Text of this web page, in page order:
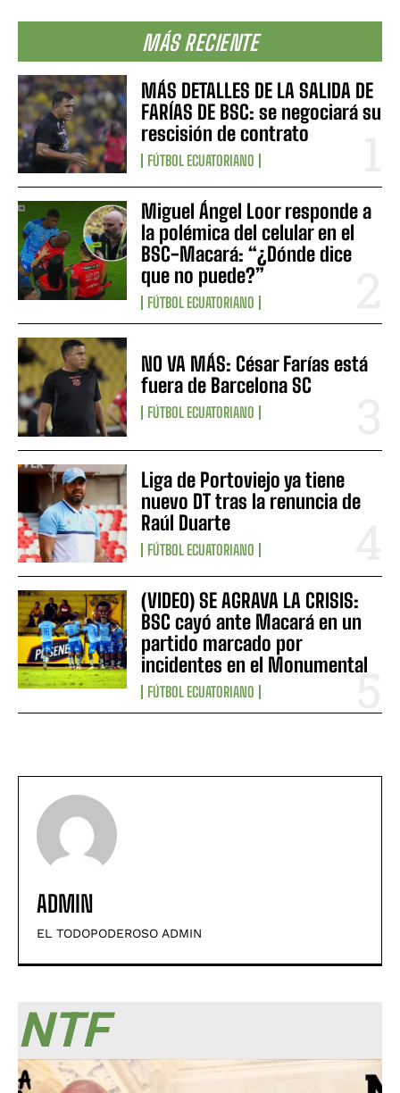
MÁS RECIENTE
MÁS DETALLES DE LA SALIDA DE
FARÍAS DE BSC: se negociará su
rescisión de contrato
FÚTBOL ECUATORIANO
Miguel Ángel Loor responde a
la polémica del celular en el
BSC-Macará: “¿Dónde dice
que no puede?”
FÚTBOL ECUATORIANO
NO VA MÁS: César Farías está
fuera de Barcelona SC
FÚTBOL ECUATORIANO
Liga de Portoviejo ya tiene
nuevo DT tras la renuncia de
Raúl Duarte
FÚTBOL ECUATORIANO
(VIDEO) SE AGRAVA LA CRISIS:
BSC cayó ante Macará en un
partido marcado por
incidentes en el Monumental
FÚTBOL ECUATORIANO
ADMIN
EL TODOPODEROSO ADMIN
NTF